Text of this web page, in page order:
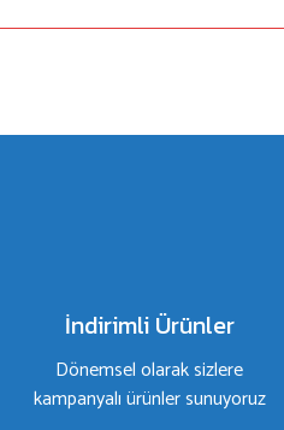
alternatifler olmalı.İndirimli Ürünler
Dönemsel olarak sizlere
kampanyalı ürünler sunuyoruz